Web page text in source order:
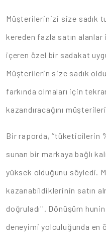
Müşterilerinizi size sadık
kereden fazla satın
içeren özel bir sadakat
Müşterilerin size sadık
farkında olmaları için
kazandıracağını
Bir raporda, ‘’tüketicilerin
sunan bir markaya bağlı
yüksek olduğunu söyledi.
kazanabildiklerinin satın
doğruladı''. Dönüşüm
deneyimi yolculuğunda en